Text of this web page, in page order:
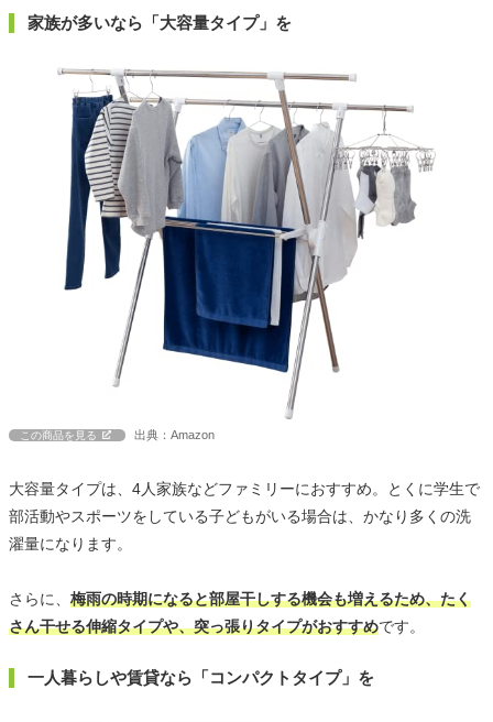
家族が多いなら「大容量タイプ」を
この商品を見る 出典：Amazon
大容量タイプは、4人家族などファミリーにおすすめ。とくに学生で
部活動やスポーツをしている子どもがいる場合は、かなり多くの洗
濯量になります。
さらに、 梅雨の時期になると部屋干しする機会も増えるため、たく
さん干せる伸縮タイプや、突っ張りタイプがおすすめです。
一人暮らしや賃貸なら「コンパクトタイプ」を